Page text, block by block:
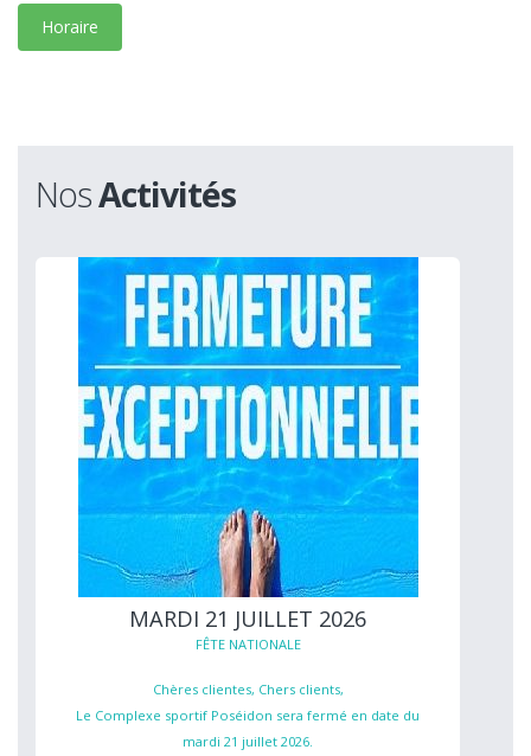
Horaire
NosActivités
MARDI 21 JUILLET 2026
FÊTE NATIONALE
Chères clientes, Chers clients,
Le Complexe sportif Poséidon sera fermé en date du
mardi 21 juillet 2026.